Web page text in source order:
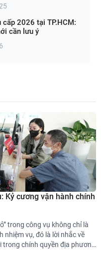
cấp 2026 tại TP.HCM:
cần lưu ý
Kỷ cương vận hành chính
trong công vụ không chỉ là
nhiệm vụ, đó là lời nhắc về
chính quyền địa phương